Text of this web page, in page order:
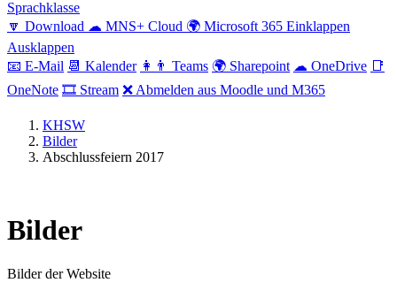
Sprachklasse
🔽 Download ☁ MNS+ Cloud 🌍 Microsoft 365 Einklappen
Ausklappen
📧 E-Mail 📆 Kalender 👩👨 Teams 🌍 Sharepoint ☁ OneDrive 📑
OneNote 🎞 Stream ❌ Abmelden aus Moodle und M365
KHSW
Bilder
Abschlussfeiern 2017
Bilder
Bilder der Website